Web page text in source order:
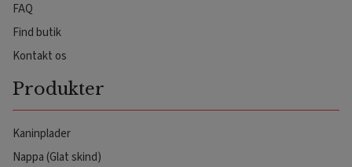
FAQ
Find butik
Kontakt os
Produkter
Kaninplader
Nappa (Glat skind)